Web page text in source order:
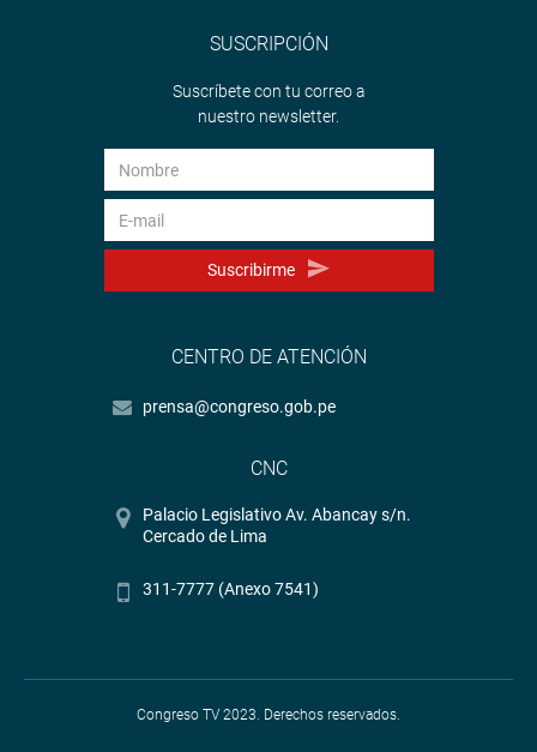
SUSCRIPCIÓN
Suscríbete con tu correo a
nuestro newsletter.
Suscribirme
CENTRO DE ATENCIÓN
prensa@congreso.gob.pe
CNC
Palacio Legislativo Av. Abancay s/n.
Cercado de Lima
311-7777 (Anexo 7541)
Congreso TV 2023. Derechos reservados.